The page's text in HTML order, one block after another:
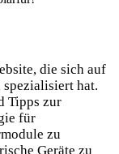
die sich auf
hat.
Tipps zur
für
zu
Geräte zu